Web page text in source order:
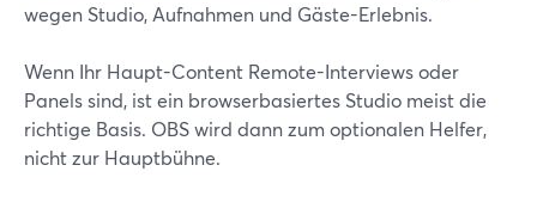
wegen Studio, Aufnahmen und Gäste-Erlebnis.
Wenn Ihr Haupt-Content Remote-Interviews oder
Panels sind, ist ein browserbasiertes Studio meist die
richtige Basis. OBS wird dann zum optionalen Helfer,
nicht zur Hauptbühne.